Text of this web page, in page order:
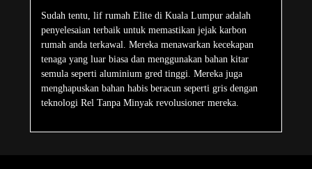
Sudah tentu, lif rumah Elite di Kuala Lumpur adalah
penyelesaian terbaik untuk memastikan jejak karbon
rumah anda terkawal. Mereka menawarkan kecekapan
tenaga yang luar biasa dan menggunakan bahan kitar
semula seperti aluminium gred tinggi. Mereka juga
menghapuskan bahan habis beracun seperti gris dengan
teknologi Rel Tanpa Minyak revolusioner mereka.